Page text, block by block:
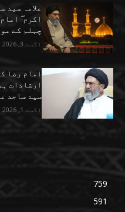
علامہ سید
اکرم
چہلم کے
اگست 3, 2026
امام رضا
ارشادات
سید ساجد
اگست 1, 2026
759
591